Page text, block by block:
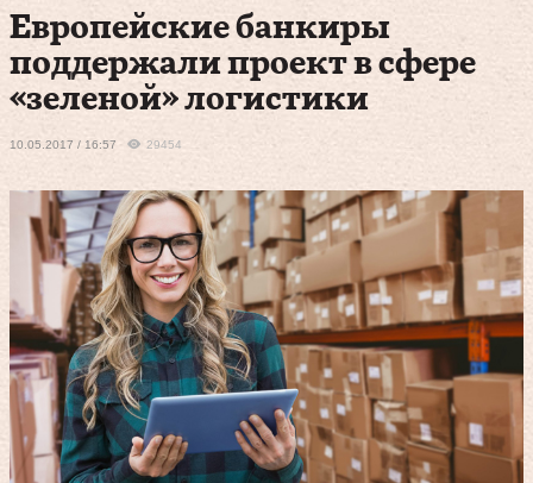
Европейские банкиры
поддержали проект в сфере
«зеленой» логистики
10.05.2017 / 16:57 29454